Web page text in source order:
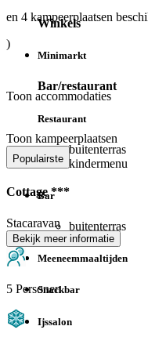
Winkels
Minimarkt
Bar/restaurant
Restaurant
buitenterras
kindermenu
Bar
buitenterras
Meeneemmaaltijden
Snackbar
Ijssalon
en 4 kampeerplaatsen
)
Toon accommodaties
Toon kampeerplaatsen
Populairste
Cottage ***
Stacaravan
Bekijk meer informatie
5 Personen